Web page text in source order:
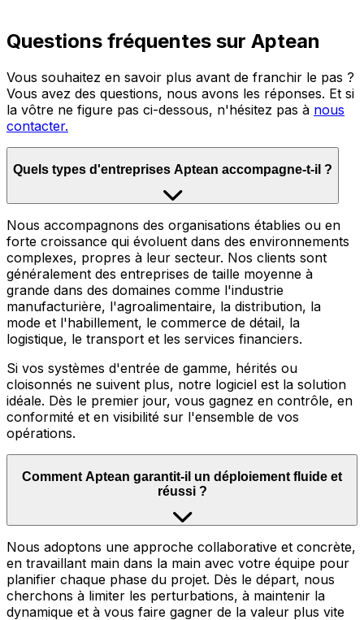
Questions fréquentes sur Aptean
Vous souhaitez en savoir plus avant de franchir le pas ?
Vous avez des questions, nous avons les réponses. Et si
la vôtre ne figure pas ci-dessous, n'hésitez pas à nous
contacter.
Quels types d'entreprises Aptean accompagne-t-il ?
Nous accompagnons des organisations établies ou en
forte croissance qui évoluent dans des environnements
complexes, propres à leur secteur. Nos clients sont
généralement des entreprises de taille moyenne à
grande dans des domaines comme l'industrie
manufacturière, l'agroalimentaire, la distribution, la
mode et l'habillement, le commerce de détail, la
logistique, le transport et les services financiers.
Si vos systèmes d'entrée de gamme, hérités ou
cloisonnés ne suivent plus, notre logiciel est la solution
idéale. Dès le premier jour, vous gagnez en contrôle, en
conformité et en visibilité sur l'ensemble de vos
opérations.
Comment Aptean garantit-il un déploiement fluide et
réussi ?
Nous adoptons une approche collaborative et concrète,
en travaillant main dans la main avec votre équipe pour
planifier chaque phase du projet. Dès le départ, nous
cherchons à limiter les perturbations, à maintenir la
dynamique et à vous faire gagner de la valeur plus vite